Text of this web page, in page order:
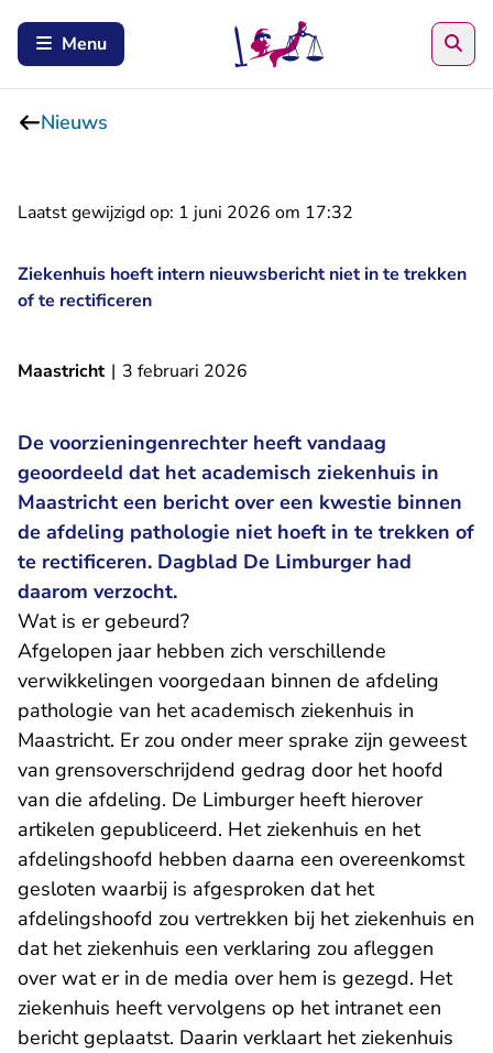
Menu
Nieuws
Laatst gewijzigd op: 1 juni 2026 om 17:32
Ziekenhuis hoeft intern nieuwsbericht niet in te trekken
of te rectificeren
Maastricht | 3 februari 2026
De voorzieningenrechter heeft vandaag
geoordeeld dat het academisch ziekenhuis in
Maastricht een bericht over een kwestie binnen
de afdeling pathologie niet hoeft in te trekken of
te rectificeren. Dagblad De Limburger had
daarom verzocht.
Wat is er gebeurd?
Afgelopen jaar hebben zich verschillende
verwikkelingen voorgedaan binnen de afdeling
pathologie van het academisch ziekenhuis in
Maastricht. Er zou onder meer sprake zijn geweest
van grensoverschrijdend gedrag door het hoofd
van die afdeling. De Limburger heeft hierover
artikelen gepubliceerd. Het ziekenhuis en het
afdelingshoofd hebben daarna een overeenkomst
gesloten waarbij is afgesproken dat het
afdelingshoofd zou vertrekken bij het ziekenhuis en
dat het ziekenhuis een verklaring zou afleggen
over wat er in de media over hem is gezegd. Het
ziekenhuis heeft vervolgens op het intranet een
bericht geplaatst. Daarin verklaart het ziekenhuis